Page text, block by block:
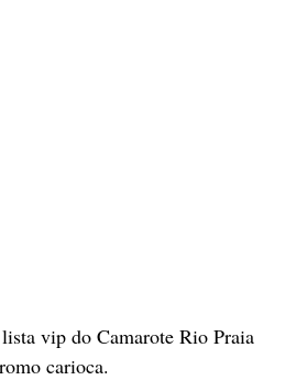
vip do Camarote Rio Praia
carioca.